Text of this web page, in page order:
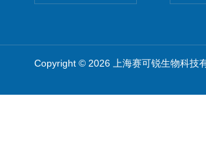
Copyright © 2026 上海赛可锐生物科技